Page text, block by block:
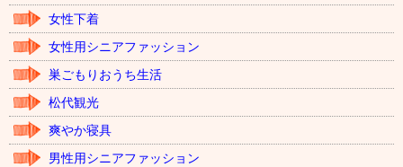
女性下着
女性用シニアファッション
巣ごもりおうち生活
松代観光
爽やか寝具
男性用シニアファッション